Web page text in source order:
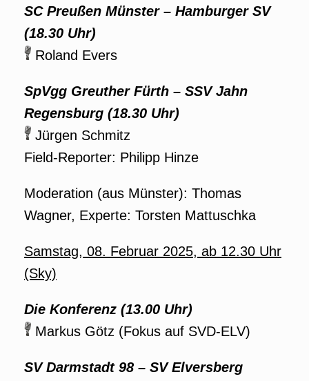
SC Preußen Münster – Hamburger SV
(18.30 Uhr)
Roland Evers
SpVgg Greuther Fürth – SSV Jahn
Regensburg (18.30 Uhr)
Jürgen Schmitz
Field-Reporter: Philipp Hinze
Moderation (aus Münster): Thomas
Wagner, Experte: Torsten Mattuschka
Samstag, 08. Februar 2025, ab 12.30 Uhr
(Sky)
Die Konferenz (13.00 Uhr)
Markus Götz (Fokus auf SVD-ELV)
SV Darmstadt 98 – SV Elversberg